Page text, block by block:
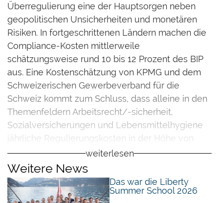
Überregulierung eine der Hauptsorgen neben
geopolitischen Unsicherheiten und monetären
Risiken. In fortgeschrittenen Ländern machen die
Compliance-Kosten mittlerweile
schätzungsweise rund 10 bis 12 Prozent des BIP
aus. Eine Kostenschätzung von KPMG und dem
Schweizerischen Gewerbeverband für die
Schweiz kommt zum Schluss, dass alleine in den
Themenfeldern Arbeitsrecht/-sicherheit,
Sozialversicherungen und Lebensmittelhygiene
jährliche Regulierungskosten in der Höhe von
rund 3,8 Milliarden Franken anfallen.
Überregulierung ist schädlich, weil es
unternehmerische Freiheiten reduziert,
Innovationen dämpft und das
weiterlesen
Weitere News
Das war die Liberty
Summer School 2026